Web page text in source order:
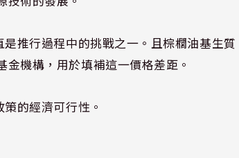
推行過程中的挑戰之一。且棕櫚油基生質
機構，用於填補這一價格差距。
的經濟可行性。